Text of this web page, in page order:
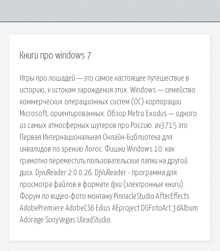
Книги про windows 7
Игры про лошадей — это самое настоящее путешествие в
историю, к истокам зарождения этих. Windows — семейство
коммерческих операционных систем (OC) корпорации
Microsoft, ориентированных. Обзор Metro Exodus — одного
из самых атмосферных шутеров про Россию. av3715 это
Первая Интернациональная Онлайн-Библиотека для
инвалидов по зрению Логос. Фишки Windows 10: как
грамотно переместить пользовательские папки на другой
диск. DjvuReader 2.0.0.26. DjVuReader - программа для
просмотра файлов в формате djvu (электронные книги).
Форум по видео-фото монтажу PinnacleStudio AfterEffects
AdobePremiere AdobeCS6 Edius AEproject DGFotoArt 3dAlbum
Adorage SonyVegas UleadStudio.